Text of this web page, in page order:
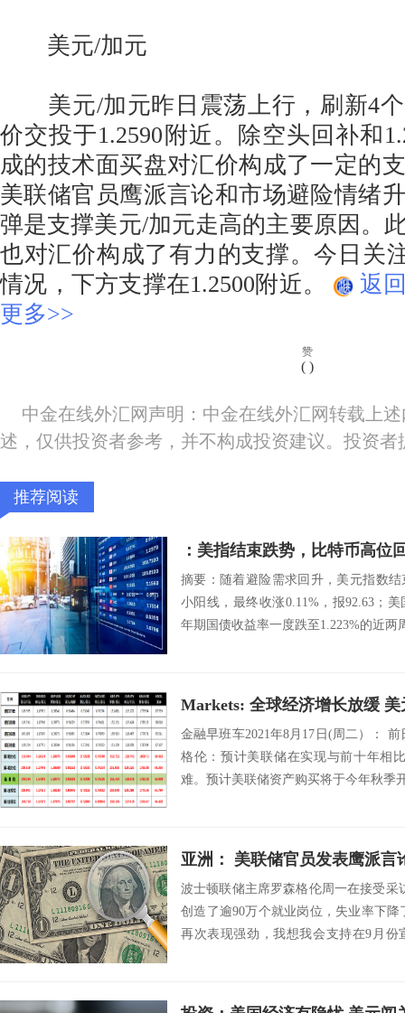
美元/加元
美元/加元昨日震荡上行，刷新4个
价交投于1.2590附近。除空头回补和
成的技术面买盘对汇价构成了一定的
美联储官员鹰派言论和市场避险情绪
弹是支撑美元/加元走高的主要原因。
也对汇价构成了有力的支撑。今日关
情况，下方支撑在1.2500附近。
返
更多>>
赞
( )
中金在线外汇网声明：中金在线外汇网转载上
述，仅供投资者参考，并不构成投资建议。投资
推荐阅读
：美指结束跌势，比特币高位
摘要：随着避险需求回升，美元指数
小阳线，最终收涨0.11%，报92.63；
年期国债收益率一度跌至1.223%的近两
Markets: 全球经济增长放缓
金融早班车2021年8月17日(周二）：
格伦：预计美联储在实现与前十年相
难。预计美联储资产购买将于今年秋季
亚洲： 美联储官员发表鹰派言
波士顿联储主席罗森格伦周一在接受采
创造了逾90万个就业岗位，失业率下降
再次表现强劲，我想我会支持在9月